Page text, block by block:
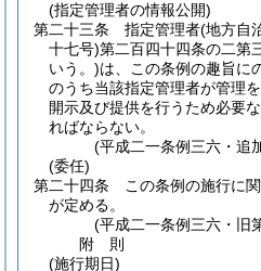
(指定管理者の情報公開)
第二十三条
指定管理者(地方自
十七号)第二百四十四条の二第
いう。)は、この条例の趣旨に
のうち当該指定管理者が管理
開示及び提供を行うため必要
ればならない。
(平成二一条例三六・追
(委任)
第二十四条
この条例の施行に
が定める。
(平成二一条例三六・旧
附 則
(施行期日)